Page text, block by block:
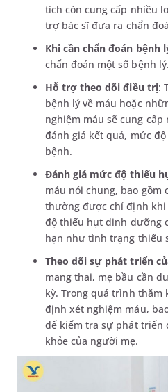
tích còn cung cấp nhiều
trợ bác sĩ đưa ra chẩn
Khi cần chẩn đoán bệnh
chẩn đoán một số bệnh lý.
Hỗ trợ theo dõi điều trị:
bệnh lý về máu hoặc
nghiệm máu sẽ cung
đánh giá kết quả, mức
bệnh.
Đánh giá mức độ thiếu
máu nói chung, bao gồm
thường được chỉ định khi
độ thiếu hụt dinh dưỡng
hạn như tình trạng thiếu
Theo dõi sự phát triển
mang thai, mẹ bầu cần
kỳ. Trong quá trình thăm
định xét nghiệm máu,
để kiểm tra sự phát triển
khỏe của người mẹ.